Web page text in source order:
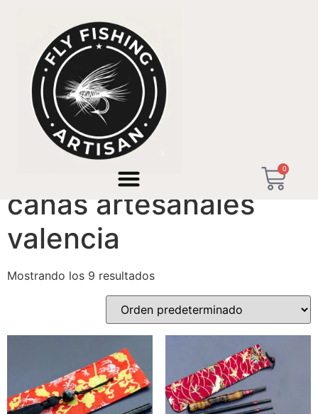
0
/ Productos etiquetados “cañas artesanales
cañas artesanales
valencia
Mostrando los 9 resultados